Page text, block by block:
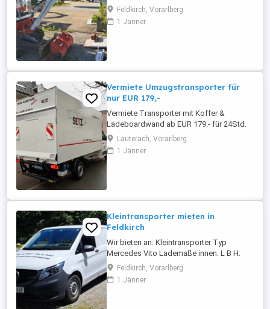
Typ TB216 (1.865 kg und bis 239 cm
Grabtiefe) Typ TB217R (1.680 kg und bis
219 cm Grabtiefe) (Zustellung oder
Feldkirch, Vorarlberg
1 Jänner
Vermiete Umzugstransporter für
nur EUR 179,-
Vermiete Transporter mit Koffer &
Ladeboardwand ab EUR 179.- für 24Std.
inkl. 100km frei ! (Längere Mieten nach
Absprache). Jeder weitere km nur EUR
0,50 km. 3-Sitzer, Klimaanlage, usw.
weitere ...
Lauterach, Vorarlberg
1 Jänner
Kleintransporter mieten in
Feldkirch
Wir bieten an: Kleintransporter Typ
Mercedes Vito Lademaße innen: L B H:
245 x 160 x 130 cm Nutzlast bis 1.074 kg
Ab EUR 125,00 (Preise nach Dauer und
km) Bei Interesse: Anfragen per Email info
Feldkirch, Vorarlberg
1 Jänner